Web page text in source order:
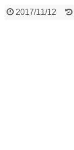
2017/11/12